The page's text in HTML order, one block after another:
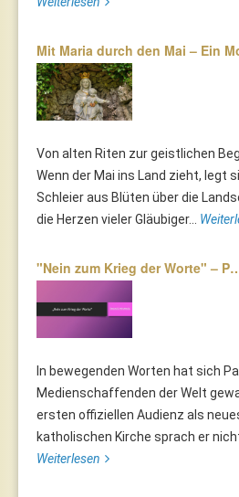
Mit Maria durch den Mai – Ein
Von alten Riten zur geistlichen
Wenn der Mai ins Land zieht, legt
Schleier aus Blüten über die
die Herzen vieler Gläubiger...
"Nein zum Krieg der Worte" –
In bewegenden Worten hat sich
Medienschaffenden der Welt
ersten offiziellen Audienz als
katholischen Kirche sprach er nicht
Weiterlesen